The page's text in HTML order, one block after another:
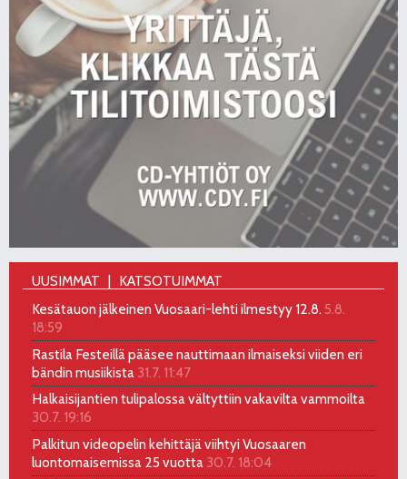
UUSIMMAT
KATSOTUIMMAT
Kesätauon jälkeinen Vuosaari-lehti ilmestyy 12.8. 5.8.
18:59
Rastila Festeillä pääsee nauttimaan ilmaiseksi viiden eri
bändin musiikista 31.7. 11:47
Halkaisijantien tulipalossa vältyttiin vakavilta vammoilta
30.7. 19:16
Palkitun videopelin kehittäjä viihtyi Vuosaaren
luontomaisemissa 25 vuotta 30.7. 18:04